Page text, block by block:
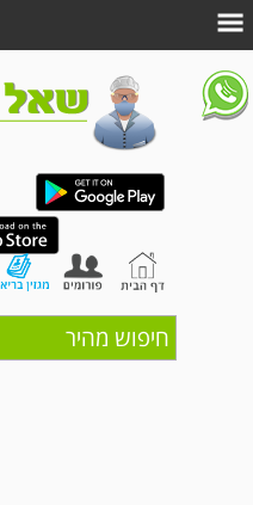
חיפוש מהיר